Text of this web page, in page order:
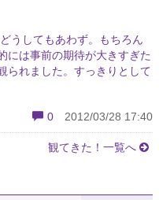
うしてもあわず。もちろん
には事前の期待が大きすぎた
られました。すっきりとして
0 2012/03/28 17:40
観てきた！一覧へ